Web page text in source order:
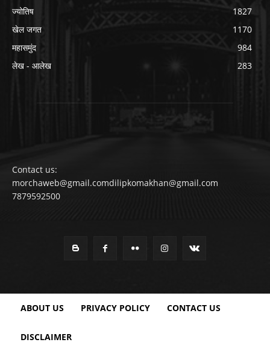
ज्योतिष
1827
खेल जगत
1170
महासमुंद
984
लेख - आलेख
283
Contact us:
morchaweb@gmail.comdilipkomakhan@gmail.com
7879592500
ABOUT US PRIVACY POLICY CONTACT US
DISCLAIMER